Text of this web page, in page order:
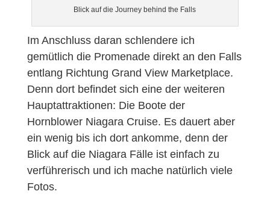
Blick auf die Journey behind the Falls
Im Anschluss daran schlendere ich
gemütlich die Promenade direkt an den Falls
entlang Richtung Grand View Marketplace.
Denn dort befindet sich eine der weiteren
Hauptattraktionen: Die Boote der
Hornblower Niagara Cruise. Es dauert aber
ein wenig bis ich dort ankomme, denn der
Blick auf die Niagara Fälle ist einfach zu
verführerisch und ich mache natürlich viele
Fotos.